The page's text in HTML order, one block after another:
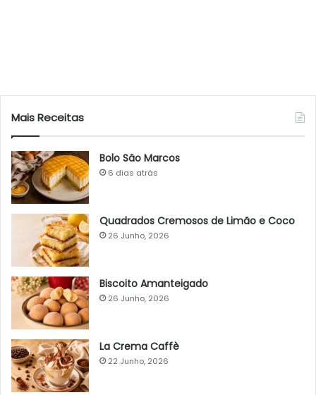
Mais Receitas
Bolo São Marcos
6 dias atrás
Quadrados Cremosos de Limão e Coco
26 Junho, 2026
Biscoito Amanteigado
26 Junho, 2026
La Crema Caffè
22 Junho, 2026